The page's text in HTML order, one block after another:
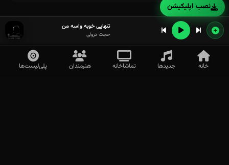
تنهایی خوبه واسه من
حجت درولی
خانه جدیدها تماشاخانه هنرمندان پلی‌لیست‌ها
نصب اپلیکیشن